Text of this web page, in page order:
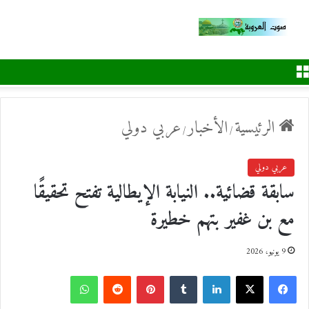
الرئيسية/الأخبار/عربي دولي
عربي دولي
سابقة قضائية.. النيابة الإيطالية تفتح تحقيقًا
مع بن غفير بتهم خطيرة
9 يونيو، 2026